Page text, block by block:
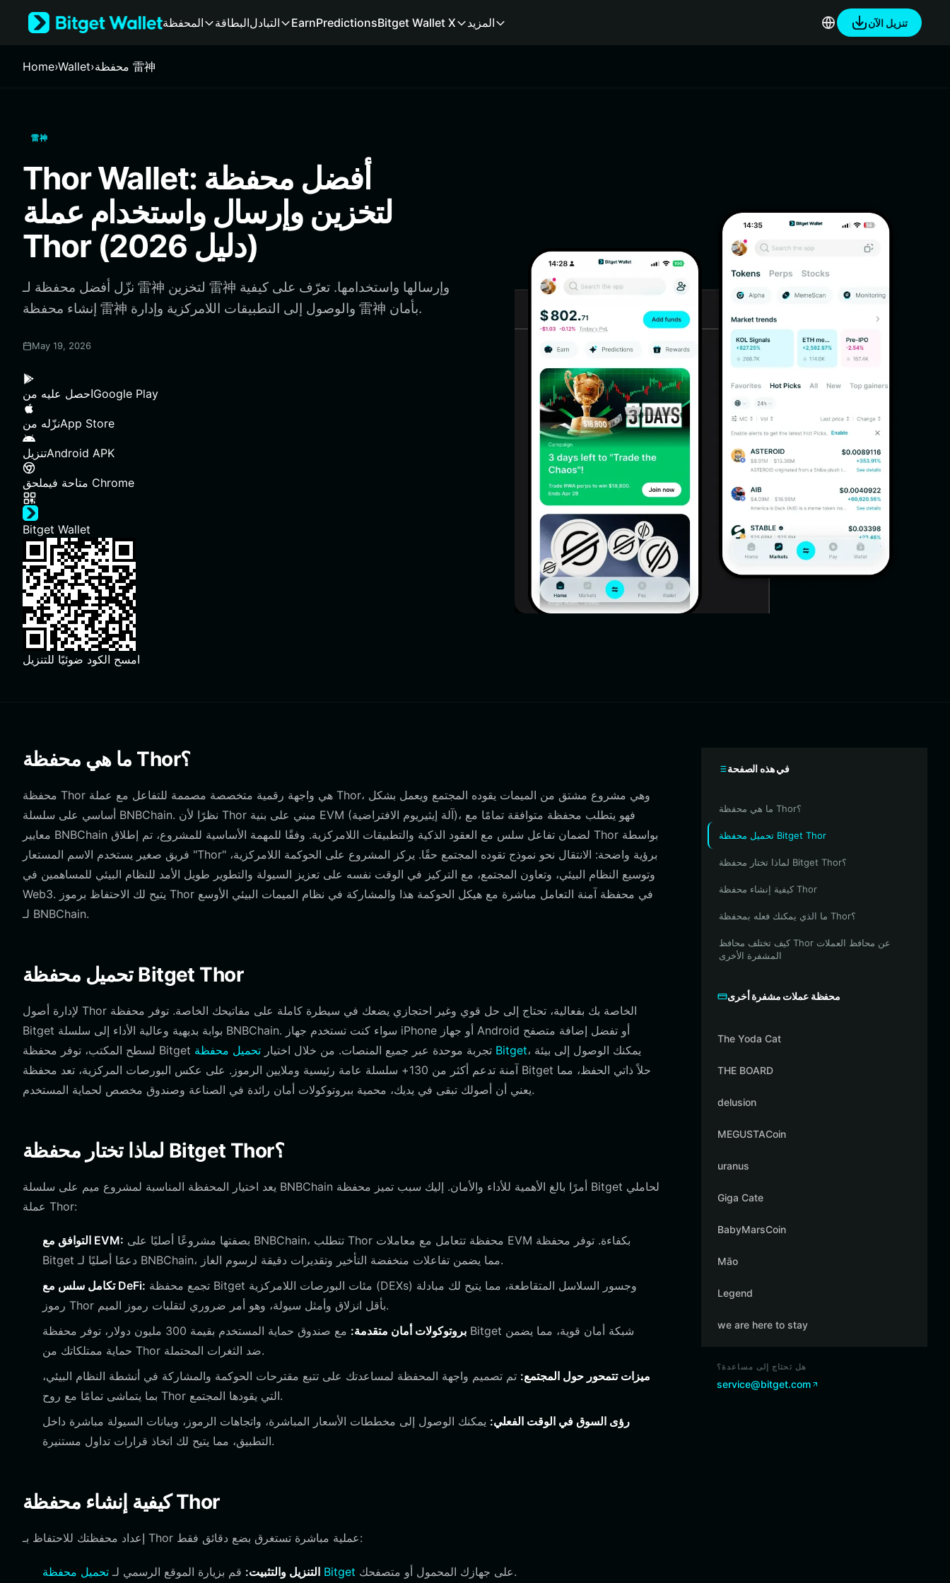
Русский
Español (Latinoamérica)
Deutsch
Português (Portugal)
Bahasa Indonesia
Español
Português (Brasil)
Español (Argentina)
المحفظة البطاقةالتبادل EarnPredictionsBitget Wallet X المزيد تنزيل الآن
Home›Wallet› محفظة 雷神
雷神
Thor Wallet: أفضل محفظة
لتخزين وإرسال واستخدام عملة
Thor (دليل 2026)
نزّل أفضل محفظة لـ 雷神 لتخزين 雷神 وإرسالها واستخدامها. تعرّف على كيفية
إنشاء محفظة 雷神 والوصول إلى التطبيقات اللامركزية وإدارة 雷神 بأمان.
May 19, 2026
احصل عليه منGoogle Play
نزّله منApp Store
تنزيلAndroid APK
متاحة في ملحق Chrome
Bitget Wallet
امسح الكود ضوئيًا للتنزيل
ما هي محفظة Thor؟
محفظة Thor هي واجهة رقمية متخصصة مصممة للتفاعل مع عملة Thor، وهي مشروع مشتق من الميمات يقوده المجتمع ويعمل بشكل
أساسي على سلسلة BNBChain. نظرًا لأن Thor مبني على بنية EVM (آلة إيثيريوم الافتراضية)، فهو يتطلب محفظة متوافقة تمامًا مع
معايير BNBChain لضمان تفاعل سلس مع العقود الذكية والتطبيقات اللامركزية. وفقًا للمهمة الأساسية للمشروع، تم إطلاق Thor بواسطة
فريق صغير يستخدم الاسم المستعار "Thor" برؤية واضحة: الانتقال نحو نموذج تقوده المجتمع حقًا. يركز المشروع على الحوكمة اللامركزية،
وتوسيع النظام البيئي، وتعاون المجتمع، مع التركيز في الوقت نفسه على تعزيز السيولة والتطوير طويل الأمد للنظام البيئي للمساهمين في
Web3. يتيح لك الاحتفاظ برموز Thor في محفظة آمنة التعامل مباشرة مع هيكل الحوكمة هذا والمشاركة في نظام الميمات البيئي الأوسع
لـ BNBChain.
تحميل محفظة Bitget Thor
لإدارة أصول Thor الخاصة بك بفعالية، تحتاج إلى حل قوي وغير احتجازي يضعك في سيطرة كاملة على مفاتيحك الخاصة. توفر محفظة
Bitget بوابة بديهية وعالية الأداء إلى سلسلة BNBChain. سواء كنت تستخدم جهاز iPhone أو جهاز Android أو تفضل إضافة متصفح
لسطح المكتب، توفر محفظة Bitget تجربة موحدة عبر جميع المنصات. من خلال اختيار تحميل محفظة Bitget، يمكنك الوصول إلى بيئة
آمنة تدعم أكثر من 130+ سلسلة عامة رئيسية وملايين الرموز. على عكس البورصات المركزية، تعد محفظة Bitget حلاً ذاتي الحفظ، مما
يعني أن أصولك تبقى في يديك، محمية ببروتوكولات أمان رائدة في الصناعة وصندوق مخصص لحماية المستخدم.
لماذا تختار محفظة Bitget Thor؟
يعد اختيار المحفظة المناسبة لمشروع ميم على سلسلة BNBChain أمرًا بالغ الأهمية للأداء والأمان. إليك سبب تميز محفظة Bitget لحاملي
عملة Thor:
التوافق مع EVM:
Bitget دعمًا أصليًا لـ BNBChain، مما يضمن تفاعلات منخفضة التأخير وتقديرات دقيقة لرسوم الغاز.
تكامل سلس مع DeFi:
رموز Thor بأقل انزلاق وأمثل سيولة، وهو أمر ضروري لتقلبات رموز الميم.
بروتوكولات أمان متقدمة:
مع صندوق حماية المستخدم بقيمة 300 مليون دولار، توفر محفظة Bitget شبكة أمان قوية، مما يضمن
حماية ممتلكاتك من Thor ضد الثغرات المحتملة.
ميزات تتمحور حول المجتمع: تم تصميم واجهة المحفظة لمساعدتك على تتبع مقترحات الحوكمة والمشاركة في أنشطة النظام البيئي،
بما يتماشى تمامًا مع روح Thor التي يقودها المجتمع.
رؤى السوق في الوقت الفعلي: يمكنك الوصول إلى مخططات الأسعار المباشرة، واتجاهات الرموز، وبيانات السيولة مباشرة داخل
التطبيق، مما يتيح لك اتخاذ قرارات تداول مستنيرة.
كيفية إنشاء محفظة Thor
إعداد محفظتك للاحتفاظ بـ Thor عملية مباشرة تستغرق بضع دقائق فقط:
التنزيل والتثبيت: قم بزيارة الموقع الرسمي لـ تحميل محفظة Bitget
على جهازك المحمول أو متصفحك.
في هذه الصفحة
ما هي محفظة Thor؟
تحميل محفظة Bitget Thor
لماذا تختار محفظة Bitget Thor؟
كيفية إنشاء محفظة Thor
ما الذي يمكنك فعله بمحفظة Thor؟
كيف تختلف محافظ Thor عن محافظ العملات
المشفرة الأخرى
محفظة عملات مشفرة أخرى
The Yoda Cat
THE BOARD
delusion
MEGUSTACoin
uranus
Giga Cate
BabyMarsCoin
Māo
Legend
we are here to stay
هل تحتاج إلى مساعدة؟
service@bitget.com